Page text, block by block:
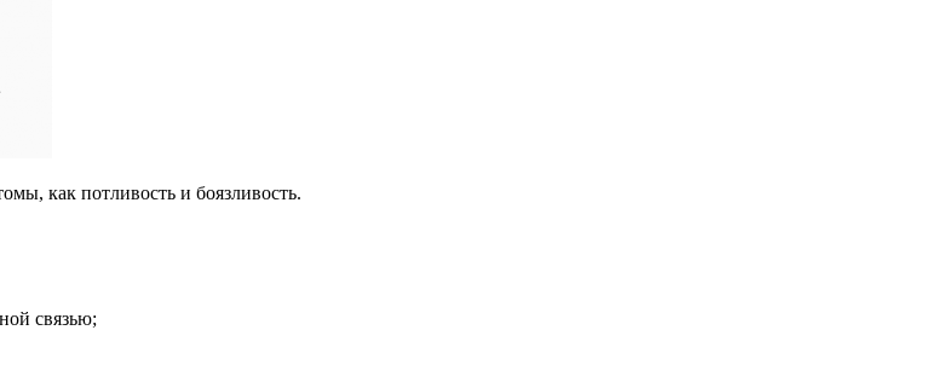
как потливость и боязливость.
связью;